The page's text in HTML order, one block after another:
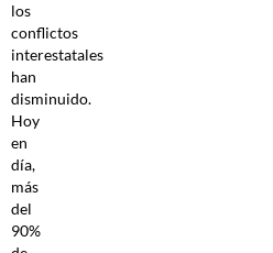
los
conflictos
interestatales
han
disminuido.
Hoy
en
día,
más
del
90%